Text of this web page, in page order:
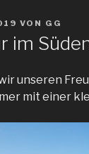
VON GG
im
unseren
mit einer